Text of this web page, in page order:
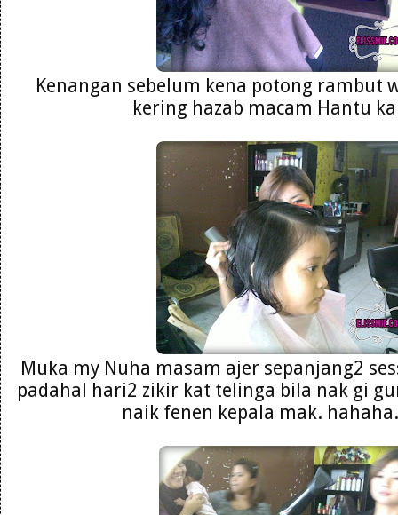
Kenangan sebelum kena potong rambut
kering hazab macam Hantu
Muka my Nuha masam ajer sepanjang2
padahal hari2 zikir kat telinga bila nak gi
naik fenen kepala mak.